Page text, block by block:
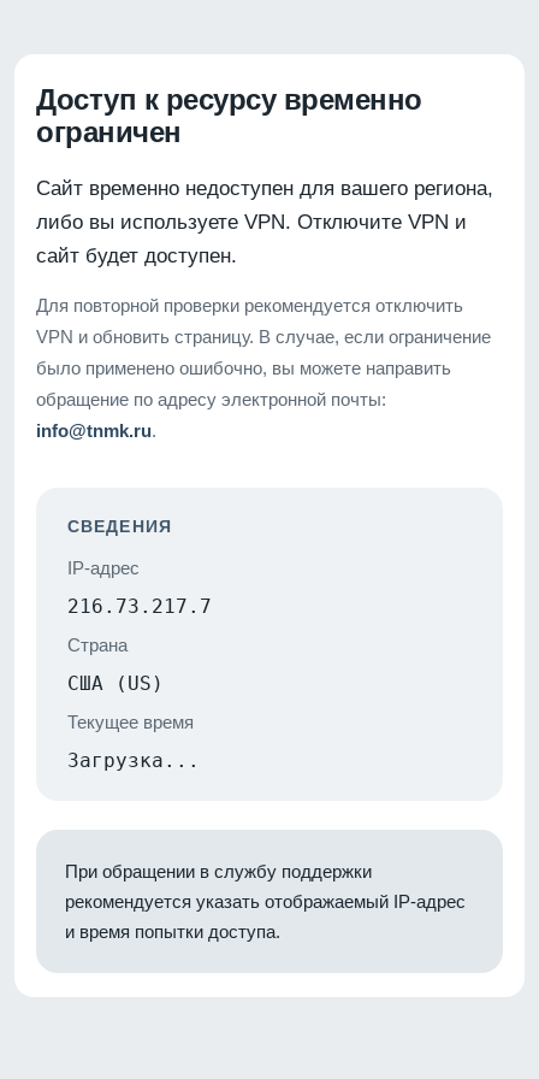
Доступ к ресурсу временно
ограничен
Сайт временно недоступен для вашего региона,
либо вы используете VPN. Отключите VPN и
сайт будет доступен.
Для повторной проверки рекомендуется отключить
VPN и обновить страницу. В случае, если ограничение
было применено ошибочно, вы можете направить
обращение по адресу электронной почты:
info@tnmk.ru.
СВЕДЕНИЯ
IP-адрес
216.73.217.7
Страна
США (US)
Текущее время
Загрузка...
При обращении в службу поддержки
рекомендуется указать отображаемый IP-адрес
и время попытки доступа.